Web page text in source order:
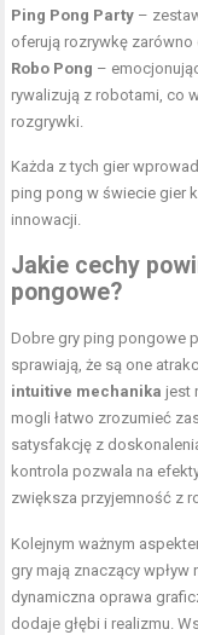
Ping Pong Party –
oferują rozrywkę zarówno
Robo Pong –
rywalizują z robotami, co
rozgrywki.
Każda z tych gier
ping pong w świecie gier
innowacji.
Jakie cechy
pongowe?
Dobre gry ping pongowe
sprawiają, że są one
intuitive mechanika jest
mogli łatwo zrozumieć
satysfakcję z
kontrola pozwala na
zwiększa przyjemność z
Kolejnym ważnym
gry mają znaczący
dynamiczna oprawa
dodaje głębi i realizmu.